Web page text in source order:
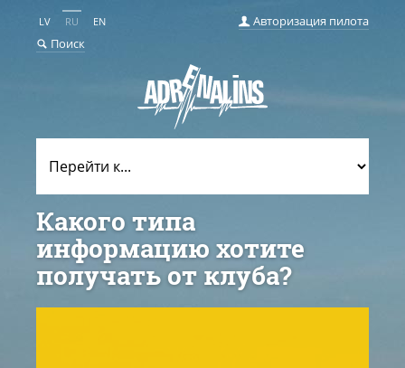
LV RU EN
Поиск
Авторизация пилота
Какого типа
информацию хотите
получать от клуба?